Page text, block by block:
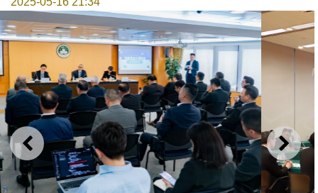
上一则 下一